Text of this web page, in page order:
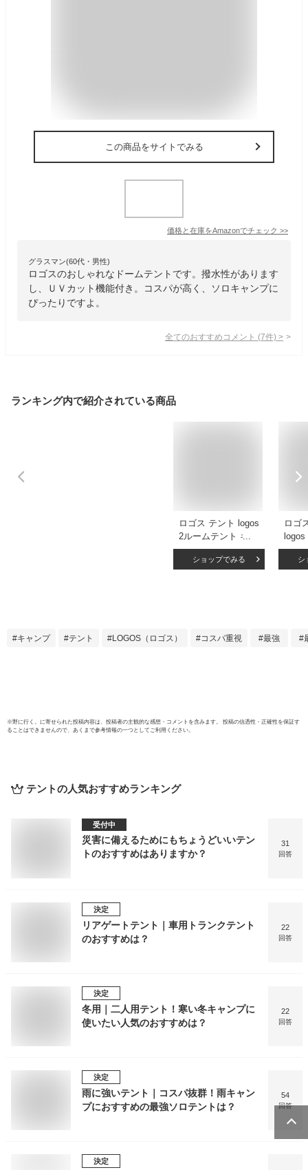
この商品をサイトでみる
価格と在庫をAmazonでチェック >>
グラスマン(60代・男性)
ロゴスのおしゃれなドームテントです。撥水性があります
し、ＵＶカット機能付き。コスパが高く、ソロキャンプに
ぴったりですよ。
全てのおすすめコメント (7件) >
ランキング内で紹介されている商品
ロゴス テント logos
2ルームテント キャ
ンプ ワンポールテ
ント リビングスペ
Tradcanvas Tepee
ショップでみる
ロゴ
ウト
コン
ック
シ
キャンプ テント LOGOS（ロゴス） コスパ重視 最強
※野に行く。 に寄せられた投稿内容は、投稿者の主観的な感想・コメントを含みます。 投稿の信憑性・正確性を保証す
ることはできませんので、あくまで参考情報の一つとしてご利用ください。
テントの人気おすすめランキング
受付中
災害に備えるためにもちょうどいいテン
トのおすすめはありますか？
31
回答
決定
リアゲートテント｜車用トランクテント
のおすすめは？
22
回答
決定
冬用｜二人用テント！寒い冬キャンプに
使いたい人気のおすすめは？
22
回答
決定
雨に強いテント｜コスパ抜群！雨キャン
プにおすすめの最強ソロテントは？
54
回答
決定